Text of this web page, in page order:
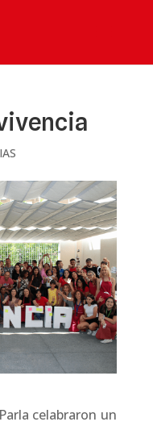
celabraron un